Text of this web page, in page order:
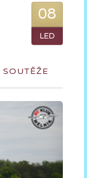
08
LED
SOUTĚŽE